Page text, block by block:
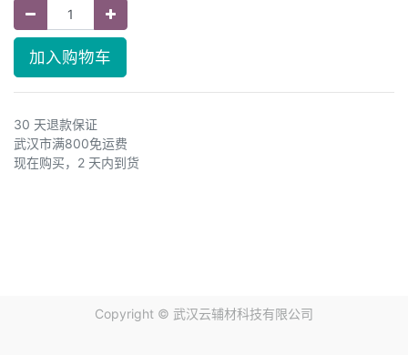
加入购物车
30 天退款保证
武汉市满800免运费
现在购买，2 天内到货
Copyright © 武汉云辅材科技有限公司